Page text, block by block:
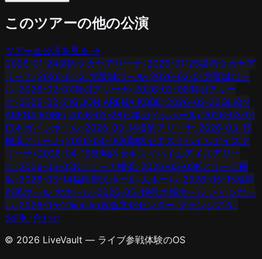
このツアーの他の公演
ツアー全公演を見る →
2026-01-24盛岡タカヤアリーナ› 2026-01-25盛岡タカヤア
リーナ› 2026-01-31大阪城ホール› 2026-02-01大阪城ホー
ル› 2026-02-07有明アリーナ› 2026-02-08有明アリー
ナ› 2026-02-21GLION ARENA KOBE› 2026-02-22GLION
ARENA KOBE› 2026-02-28日本ガイシホール› 2026-03-01
日本ガイシホール› 2026-03-14横浜アリーナ› 2026-03-15
横浜アリーナ› 2026-04-18真駒内セキスイハイムアイスア
リーナ› 2026-04-19真駒内セキスイハイムアイスアリー
ナ› 2026-05-02Kアリーナ横浜› 2026-05-03Kアリーナ横
浜› 2026-05-14福岡市民ホール 大ホール› 2026-05-15福岡
市民ホール 大ホール› 2026-05-19熊本城ホール メインホー
ル› 2026-05-21iichiko総合文化センター グランシアタ›
お問い合わせ
© 2026 LiveVault — ライブ参戦体験のOS